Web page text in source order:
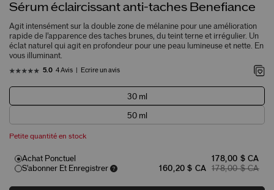
Sérum éclaircissant anti-taches Benefiance
Agit intensément sur la double zone de mélanine pour une amélioration
rapide de l’apparence des taches brunes, du teint terne et irrégulier. Un
éclat naturel qui agit en profondeur pour une peau lumineuse et nette. En
vous illuminant.
5.0 4 Avis Écrire un avis
30 ml
50 ml
Petite quantité en stock
Achat Ponctuel
178,00 $ CA
S'abonner Et Enregistrer
160,20 $ CA 178,00 $ CA